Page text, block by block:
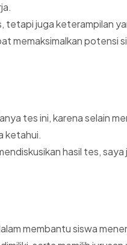
tetapi juga keterampilan
memaksimalkan potensi
tes ini, karena selain
ketahui.
hasil tes, saya
membantu siswa